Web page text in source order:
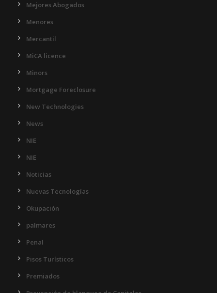
Mejores Abogados
Menores
Mercantil
MiCA licence
Minors
Mortgage Foreclosure
New Technologies
News
NIE
NIE
Noticias
Nuevas Tecnologías
Okupación
palmares
Penal
Pisos Turísticos
Premiados